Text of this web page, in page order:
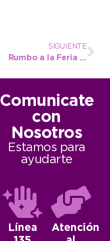
SIGUIENTE
Rumbo a la Feria Regional, viajaron más de 80 personas desde el municipio
Comunicate
con
Nosotros
Estamos para
ayudarte
Línea
Atención